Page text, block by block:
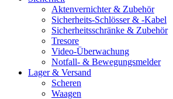
Aktenvernichter & Zubehör
Sicherheits-Schlösser & -Kabel
Sicherheitsschränke & Zubehör
Tresore
Video-Überwachung
Notfall- & Bewegungsmelder
Lager & Versand
Scheren
Waagen